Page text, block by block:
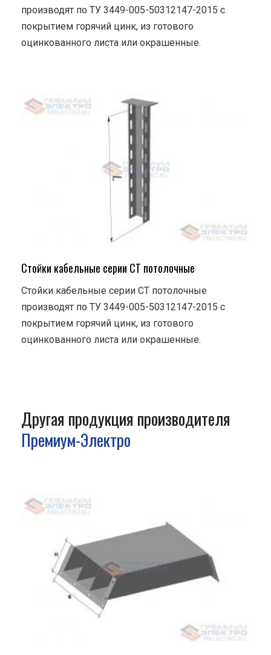
производят по ТУ 3449-005-50312147-2015 с
покрытием горячий цинк, из готового
оцинкованного листа или окрашенные.
Стойки кабельные серии СТ потолочные
Стойки кабельные серии СТ потолочные
производят по ТУ 3449-005-50312147-2015 с
покрытием горячий цинк, из готового
оцинкованного листа или окрашенные.
Другая продукция производителя
Премиум-Электро